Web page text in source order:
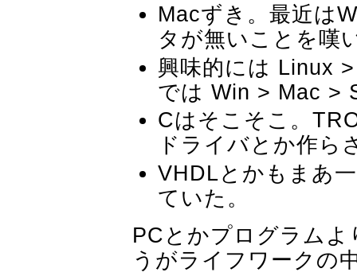
Macずき。最近は
タが無いことを嘆
興味的には Linux
では Win > Mac >
Cはそこそこ。
ドライバとか作ら
VHDLとかもまあ
ていた。
PCとかプログラム
うがライフワークの